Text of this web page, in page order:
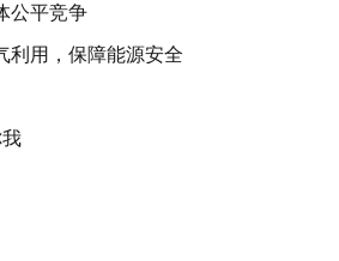
公平竞争
利用，保障能源安全